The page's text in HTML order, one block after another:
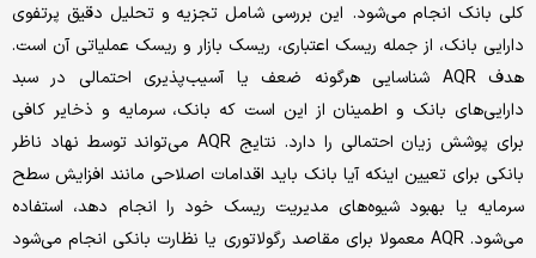
کلی بانک انجام می‌شود. این بررسی شامل تجزیه و تحلیل دقیق پرتفوی
دارایی بانک، از جمله ریسک اعتباری، ریسک بازار و ریسک عملیاتی آن است.
هدف AQR شناسایی هرگونه ضعف یا آسیب‌پذیری احتمالی در سبد
دارایی‌های بانک و اطمینان از این است که بانک،‌ سرمایه و ذخایر کافی
برای پوشش زیان احتمالی را دارد. نتایج AQR می‌‌‌تواند توسط نهاد ناظر
بانکی برای تعیین اینکه آیا بانک باید اقدامات اصلاحی مانند افزایش سطح
سرمایه یا بهبود شیوه‌‌‌های مدیریت ریسک خود را انجام دهد، استفاده
می‌شود. AQR معمولا برای مقاصد رگولاتوری یا نظارت بانکی انجام می‌شود